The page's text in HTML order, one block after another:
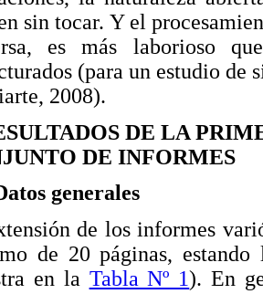
sin tocar. Y el
es más laborioso
(para un estudio de
2008).
DE LA
DE INFORMES
generales
de los informes
de 20 páginas,
en la Tabla Nº 1). En